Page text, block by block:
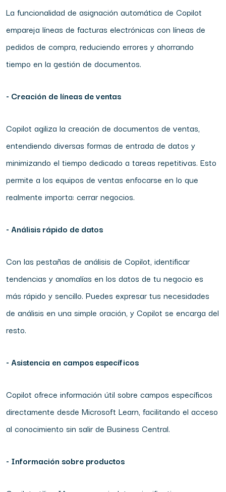
La funcionalidad de asignación automática de Copilot
empareja líneas de facturas electrónicas con líneas de
pedidos de compra, reduciendo errores y ahorrando
tiempo en la gestión de documentos.
- Creación de líneas de ventas
Copilot agiliza la creación de documentos de ventas,
entendiendo diversas formas de entrada de datos y
minimizando el tiempo dedicado a tareas repetitivas. Esto
permite a los equipos de ventas enfocarse en lo que
realmente importa: cerrar negocios.
- Análisis rápido de datos
Con las pestañas de análisis de Copilot, identificar
tendencias y anomalías en los datos de tu negocio es
más rápido y sencillo. Puedes expresar tus necesidades
de análisis en una simple oración, y Copilot se encarga del
resto.
- Asistencia en campos específicos
Copilot ofrece información útil sobre campos específicos
directamente desde Microsoft Learn, facilitando el acceso
al conocimiento sin salir de Business Central.
- Información sobre productos